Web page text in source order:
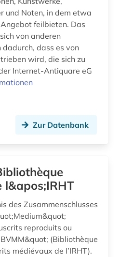
service (1)
(3)
und Noten, in dem etwa
feilbieten. Das
von anderen
dass es von
wird, die sich zu
Internet-Antiquare eG
Zur Datenbank
l&apos;IRHT
des Zusammenschlusses
reproduits ou
(Bibliothèque
médiévaux de l’IRHT).